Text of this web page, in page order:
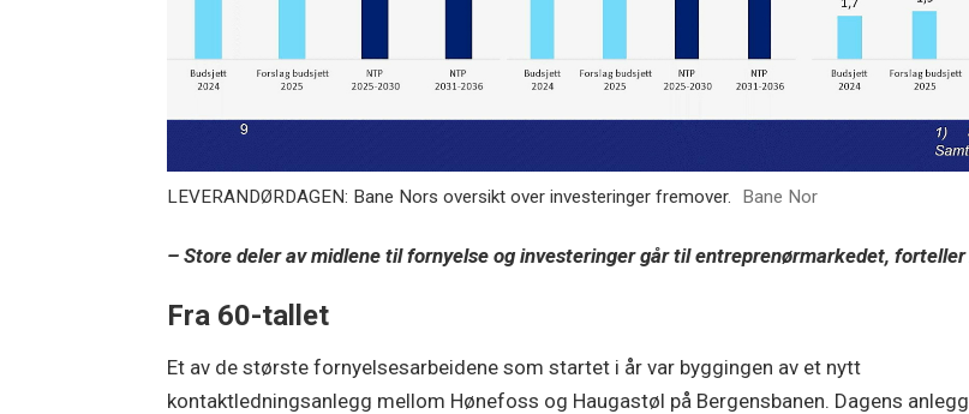
LEVERANDØRDAGEN: Bane Nors oversikt over investeringer fremover. Bane Nor
– Store deler av midlene til fornyelse og investeringer går til entreprenørmarkedet,
Fra 60-tallet
Et av de største fornyelsesarbeidene som startet i år var byggingen av et nytt
kontaktledningsanlegg mellom Hønefoss og Haugastøl på Bergensbanen. Dagens